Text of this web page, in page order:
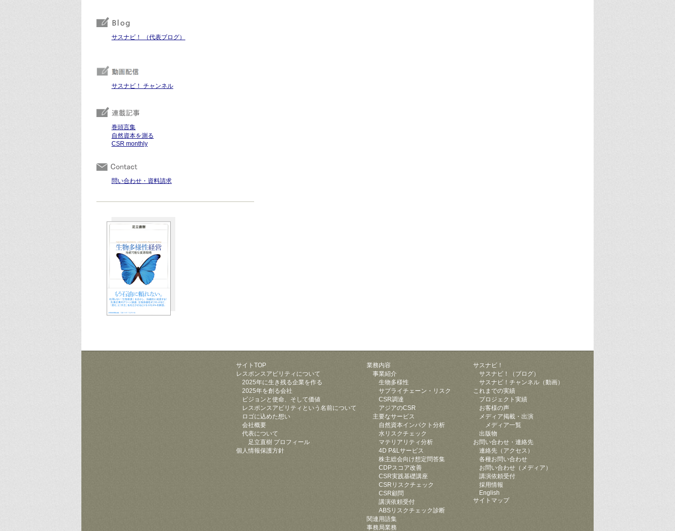
サスナビ！ （代表ブログ）
サスナビ！ チャンネル
巻頭言集
自然資本を測る
CSR monthly
問い合わせ・資料請求
サイトTOP
レスポンスアビリティについて
2025年に生き残る企業を作る
2025年を創る会社
ビジョンと使命、そして価値
レスポンスアビリティという名前について
ロゴに込めた想い
会社概要
代表について
足立直樹 プロフィール
個人情報保護方針
業務内容
事業紹介
生物多様性
サプライチェーン・リスク
CSR調達
アジアのCSR
主要なサービス
自然資本インパクト分析
水リスクチェック
マテリアリティ分析
4D P&Lサービス
株主総会向け想定問答集
CDPスコア改善
CSR実践基礎講座
CSRリスクチェック
CSR顧問
講演依頼受付
ABSリスクチェック診断
関連用語集
事務局業務
サスナビ！
サスナビ！（ブログ）
サスナビ！チャンネル（動画）
これまでの実績
プロジェクト実績
お客様の声
メディア掲載・出演
メディア一覧
出版物
お問い合わせ・連絡先
連絡先（アクセス）
各種お問い合わせ
お問い合わせ（メディア）
講演依頼受付
採用情報
English
サイトマップ